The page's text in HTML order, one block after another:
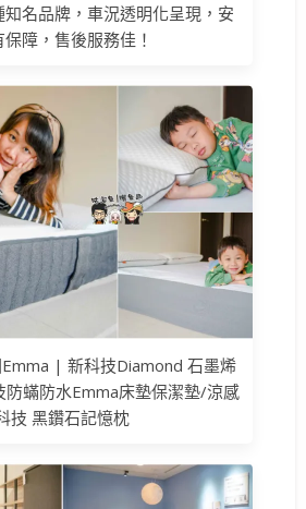
名品牌，車況透明化呈現，安
保障，售後服務佳！
| 新科技Diamond 石墨烯
蟎防水Emma床墊保潔墊/涼感
技 黑鑽石記憶枕